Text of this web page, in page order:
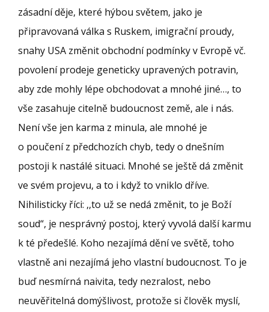
zásadní děje, které hýbou světem, jako je
připravovaná válka s Ruskem, imigrační proudy,
snahy USA změnit obchodní podmínky v Evropě vč.
povolení prodeje geneticky upravených potravin,
aby zde mohly lépe obchodovat a mnohé jiné…, to
vše zasahuje citelně budoucnost země, ale i nás.
Není vše jen karma z minula, ale mnohé je
o poučení z předchozích chyb, tedy o dnešním
postoji k nastálé situaci. Mnohé se ještě dá změnit
ve svém projevu, a to i když to vniklo dříve.
Nihilisticky říci: ,,to už se nedá změnit, to je Boží
soud“, je nesprávný postoj, který vyvolá další karmu
k té předešlé. Koho nezajímá dění ve světě, toho
vlastně ani nezajímá jeho vlastní budoucnost. To je
buď nesmírná naivita, tedy nezralost, nebo
neuvěřitelná domýšlivost, protože si člověk myslí,